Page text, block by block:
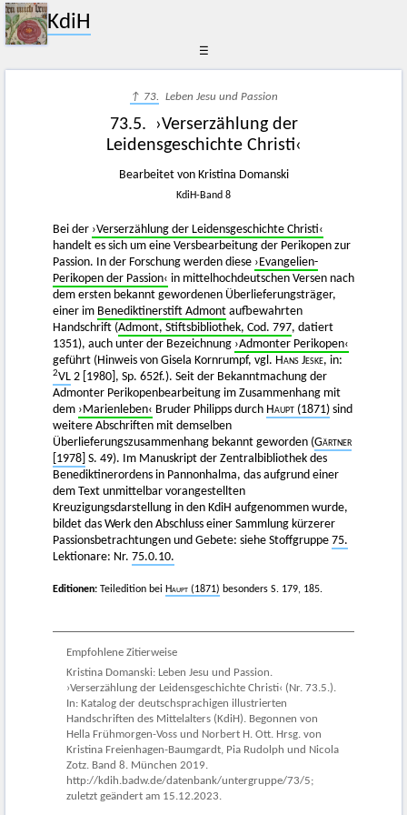
KdiH
☰
↑ 73. Leben Jesu und Passion
73.5. ›Verserzählung der
Leidensgeschichte Christi‹
Bearbeitet von Kristina Domanski
KdiH-Band 8
Bei der ›Verserzählung der Leidensgeschichte Christi‹
handelt es sich um eine Versbearbeitung der Perikopen zur
Passion. In der Forschung werden diese ›Evangelien-
Perikopen der Passion‹ in mittelhochdeutschen Versen nach
dem ersten bekannt gewordenen Überlieferungsträger,
einer im Benediktinerstift Admont aufbewahrten
Handschrift (Admont, Stiftsbibliothek, Cod. 797, datiert
1351), auch unter der Bezeichnung ›Admonter Perikopen‹
geführt (Hinweis von Gisela Kornrumpf, vgl. Hans Jeske, in:
2VL 2 [1980], Sp. 652f.). Seit der Bekanntmachung der
Admonter Perikopenbearbeitung im Zusammenhang mit
dem ›Marienleben‹ Bruder Philipps durch Haupt (1871) sind
weitere Abschriften mit demselben
Überlieferungszusammenhang bekannt geworden (Gärtner
[1978] S. 49). Im Manuskript der Zentralbibliothek des
Benediktinerordens in Pannonhalma, das aufgrund einer
dem Text unmittelbar vorangestellten
Kreuzigungsdarstellung in den KdiH aufgenommen wurde,
bildet das Werk den Abschluss einer Sammlung kürzerer
Passionsbetrachtungen und Gebete: siehe Stoffgruppe 75.
Lektionare: Nr. 75.0.10.
Editionen: Teiledition bei Haupt (1871) besonders S. 179, 185.
Empfohlene Zitierweise
Kristina Domanski: Leben Jesu und Passion.
›Verserzählung der Leidensgeschichte Christi‹ (Nr. 73.5.).
In: Katalog der deutschsprachigen illustrierten
Handschriften des Mittelalters (KdiH). Begonnen von
Hella Frühmorgen-Voss und Norbert H. Ott. Hrsg. von
Kristina Freienhagen-Baumgardt, Pia Rudolph und Nicola
Zotz. Band 8. München 2019.
http://kdih.badw.de/datenbank/untergruppe/73/5;
zuletzt geändert am 15.12.2023.